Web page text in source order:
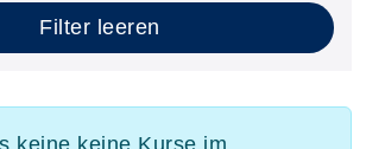
Filter leeren
keine keine Kurse im